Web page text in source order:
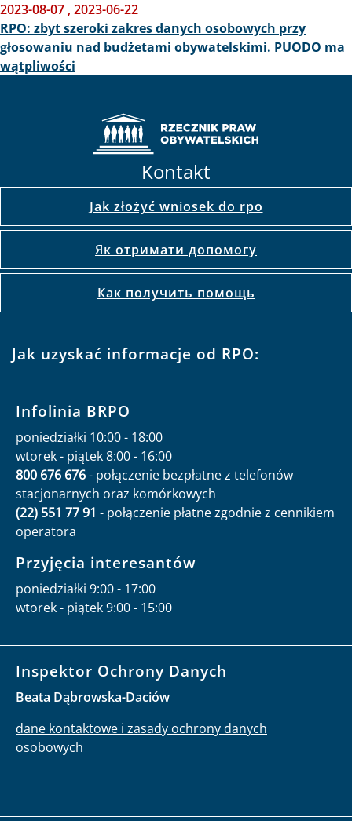
2023-08-07 ,2023-06-22
RPO: zbyt szeroki zakres danych osobowych przy
głosowaniu nad budżetami obywatelskimi. PUODO ma
wątpliwości
Kontakt
Jak złożyć wniosek do rpo
Як отримати допомогу
Как получить помощь
Jak uzyskać informacje od RPO:
Infolinia BRPO
poniedziałki 10:00 - 18:00
wtorek - piątek 8:00 - 16:00
800 676 676- połączenie bezpłatne z telefonów
stacjonarnych oraz komórkowych
(22) 551 77 91 - połączenie płatne zgodnie z cennikiem
operatora
Przyjęcia interesantów
poniedziałki 9:00 - 17:00
wtorek - piątek 9:00 - 15:00
Inspektor Ochrony Danych
Beata Dąbrowska-Daciów
dane kontaktowe i zasady ochrony danych
osobowych